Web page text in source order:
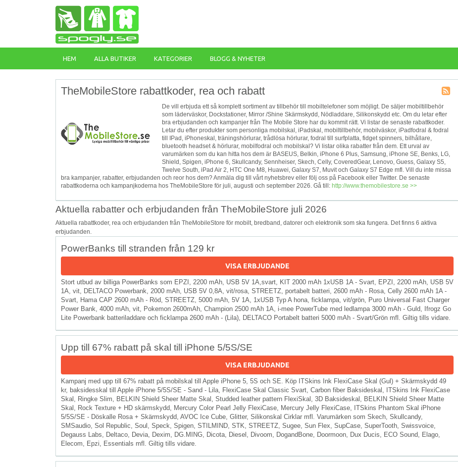
HEM ALLA BUTIKER KATEGORIER BLOGG & NYHETER
RSS
TheMobileStore rabattkoder, rea och rabatt
De vill erbjuda ett så komplett sortiment av tillbehör till mobiltelefoner som möjligt. De säljer mobiltillbehör
som läderväskor, Dockstationer, Mirror /Shine Skärmskydd, Nödladdare, Silikonskydd etc. Om du letar efter
bra erbjudanden och kampanjer från The Mobile Store har du kommit rätt. Vi listar de senaste rabattkoder.
Letar du efter produkter som personliga mobilskal, iPadskal, mobiltillbehör, mobilväskor, iPadfodral & fodral
till IPad, iPhoneskal, träningshörlurar, trådlösa hörlurar, fodral till surfplatta, fidget spinners, bilhållare,
bluetooth headset & hörlurar, mobilfodral och mobilskal? Vi listar olika rabatter från dem. Ett urval av
varumärken som du kan hitta hos dem är BASEUS, Belkin, iPhone 6 Plus, Samsung, iPhone SE, Benks, LG,
Shield, Spigen, iPhone 6, Skullcandy, Sennheiser, Skech, Celly, CoveredGear, Lenovo, Guess, Galaxy S5,
Twelve South, iPad Air 2, HTC One M8, Huawei, Galaxy S7, Muvit och Galaxy S7 Edge mfl. Vill du inte missa
bra kampanjer, rabatter, erbjudanden och reor hos dem? Anmäla dig till vårt nyhetsbrev eller följ oss på Facebook eller Twitter. De senaste
rabattkoderna och kampanjkoderna hos TheMobileStore för juli, augusti och september 2026. Gå till: http://www.themobilestore.se >>
Aktuella rabatter och erbjudanden från TheMobileStore juli 2026
Aktuella rabattkoder, rea och erbjudanden från TheMobileStore för mobilt, bredband, datorer och elektronik som ska fungera. Det finns 6 aktiva
erbjudanden.
PowerBanks till stranden från 129 kr
VISA ERBJUDANDE
Stort utbud av billiga PowerBanks som EPZI, 2200 mAh, USB 5V 1A,svart, KIT 2000 mAh 1xUSB 1A - Svart, EPZI, 2200 mAh, USB 5V
1A, vit, DELTACO Powerbank, 2000 mAh, USB 5V 0,8A, vit/rosa, STREETZ, portabelt batteri, 2600 mAh - Rosa, Celly 2600 mAh 1A -
Svart, Hama CAP 2600 mAh - Röd, STREETZ, 5000 mAh, 5V 1A, 1xUSB Typ A hona, ficklampa, vit/grön, Puro Universal Fast Charger
Power Bank, 4000 mAh, vit, Pokemon 2600mAh, Champion 2500 mAh 1A, i-mee PowerTube med ledlampa 3000 mAh - Guld, Ifrogz Go
Lite Powerbank batteriladdare och ficklampa 2600 mAh - (Lila), DELTACO Portabelt batteri 5000 mAh - Svart/Grön mfl. Giltig tills vidare.
Upp till 67% rabatt på skal till iPhone 5/5S/SE
VISA ERBJUDANDE
Kampanj med upp till 67% rabatt på mobilskal till Apple iPhone 5, 5S och SE. Köp ITSkins Ink FlexiCase Skal (Gul) + Skärmskydd 49
kr, baksidesskal till Apple iPhone 5/5S/SE - Sand - Lila, FlexiCase Skal Classic Svart, Carbon fiber Baksideskal, ITSkins Ink FlexiCase
Skal, Ringke Slim, BELKIN Shield Sheer Matte Skal, Studded leather pattern FlexiSkal, 3D Baksideskal, BELKIN Shield Sheer Matte
Skal, Rock Texture + HD skärmskydd, Mercury Color Pearl Jelly FlexiCase, Mercury Jelly FlexiCase, ITSkins Phantom Skal iPhone
5/5S/SE - Döskalle Rosa + Skärmskydd, AVOC Ice Cube, Glitter, Silikonskal Cirklar mfl. Varumärken som Skech, Skullcandy,
SMSaudio, Sol Republic, Soul, Speck, Spigen, STILMIND, STK, STREETZ, Sugee, Sun Flex, SupCase, SuperTooth, Swissvoice,
Degauss Labs, Deltaco, Devia, Dexim, DG.MING, Dicota, Diesel, Divoom, DogandBone, Doormoon, Dux Ducis, ECO Sound, Elago,
Elecom, Epzi, Essentials mfl. Giltig tills vidare.